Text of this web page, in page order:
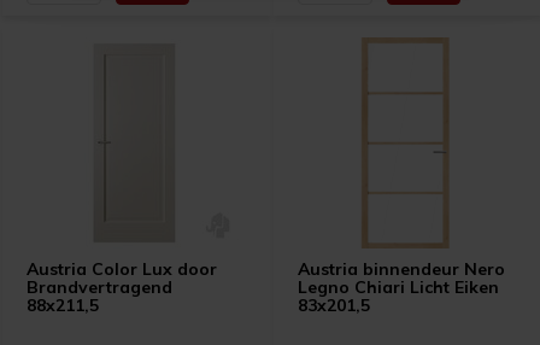
Austria Color Lux door
Brandvertragend
88x211,5
Austria binnendeur Nero
Legno Chiari Licht Eiken
83x201,5